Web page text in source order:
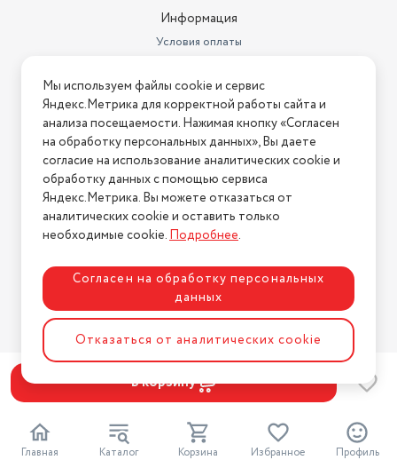
Главная Каталог Корзина Избранное Профиль
В корзину
Информация
Условия оплаты
Условия возврата
Нашли ошибку на сайте? Напишите нам
2026 © Интернет-магазин "АстМаркет". У нас есть всё!
Политика конфиденциальности
Разработка сайтаASTDESIGN
Мы используем файлы cookie и сервис
Яндекс.Метрика для корректной работы сайта и
анализа посещаемости. Нажимая кнопку «Согласен
на обработку персональных данных», Вы даете
согласие на использование аналитических cookie и
обработку данных с помощью сервиса
Яндекс.Метрика. Вы можете отказаться от
аналитических cookie и оставить только
необходимые cookie.Подробнее.
Согласен на обработку персональных
данных
Отказаться от аналитических cookie